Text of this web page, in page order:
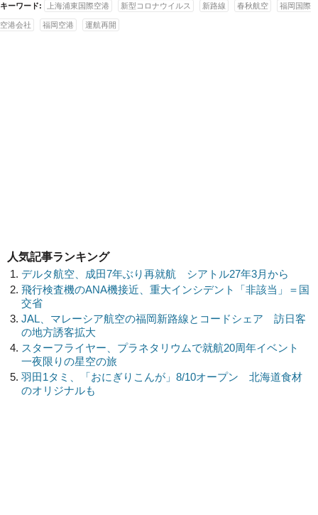
キーワード: 上海浦東国際空港 新型コロナウイルス 新路線 春秋航空 福岡国際
空港会社 福岡空港 運航再開
人気記事ランキング
デルタ航空、成田7年ぶり再就航 シアトル27年3月から
飛行検査機のANA機接近、重大インシデント「非該当」＝国
交省
JAL、マレーシア航空の福岡新路線とコードシェア 訪日客
の地方誘客拡大
スターフライヤー、プラネタリウムで就航20周年イベント
一夜限りの星空の旅
羽田1タミ、「おにぎりこんが」8/10オープン 北海道食材
のオリジナルも